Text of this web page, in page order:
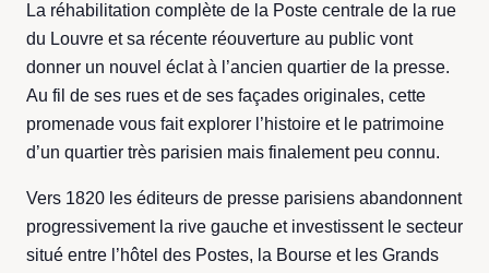
La réhabilitation complète de la Poste centrale de la rue
du Louvre et sa récente réouverture au public vont
donner un nouvel éclat à l’ancien quartier de la presse.
Au fil de ses rues et de ses façades originales, cette
promenade vous fait explorer l’histoire et le patrimoine
d’un quartier très parisien mais finalement peu connu.
Vers 1820 les éditeurs de presse parisiens abandonnent
progressivement la rive gauche et investissent le secteur
situé entre l’hôtel des Postes, la Bourse et les Grands